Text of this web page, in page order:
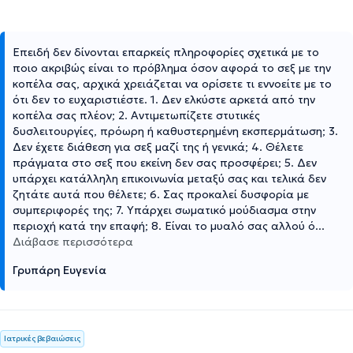
Επειδή δεν δίνονται επαρκείς πληροφορίες σχετικά με το
ποιο ακριβώς είναι το πρόβλημα όσον αφορά το σεξ με την
κοπέλα σας, αρχικά χρειάζεται να ορίσετε τι εννοείτε με το
ότι δεν το ευχαριστιέστε. 1. Δεν ελκύστε αρκετά από την
κοπέλα σας πλέον; 2. Αντιμετωπίζετε στυτικές
δυσλειτουργίες, πρόωρη ή καθυστερημένη εκσπερμάτωση; 3.
Δεν έχετε διάθεση για σεξ μαζί της ή γενικά; 4. Θέλετε
πράγματα στο σεξ που εκείνη δεν σας προσφέρει; 5. Δεν
υπάρχει κατάλληλη επικοινωνία μεταξύ σας και τελικά δεν
ζητάτε αυτά που θέλετε; 6. Σας προκαλεί δυσφορία με
συμπεριφορές της; 7. Υπάρχει σωματικό μούδιασμα στην
περιοχή κατά την επαφή; 8. Είναι το μυαλό σας αλλού ό...
Διάβασε περισσότερα
Γρυπάρη Ευγενία
Ιατρικές βεβαιώσεις